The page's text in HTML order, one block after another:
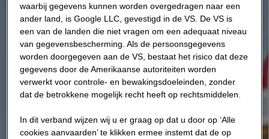
waarbij gegevens kunnen worden overgedragen naar een
ander land, is Google LLC, gevestigd in de VS. De VS is
een van de landen die niet vragen om een adequaat niveau
van gegevensbescherming. Als de persoonsgegevens
worden doorgegeven aan de VS, bestaat het risico dat deze
gegevens door de Amerikaanse autoriteiten worden
verwerkt voor controle- en bewakingsdoeleinden, zonder
dat de betrokkene mogelijk recht heeft op rechtsmiddelen.
In dit verband wijzen wij u er graag op dat u door op ‘Alle
cookies aanvaarden’ te klikken ermee instemt dat de op